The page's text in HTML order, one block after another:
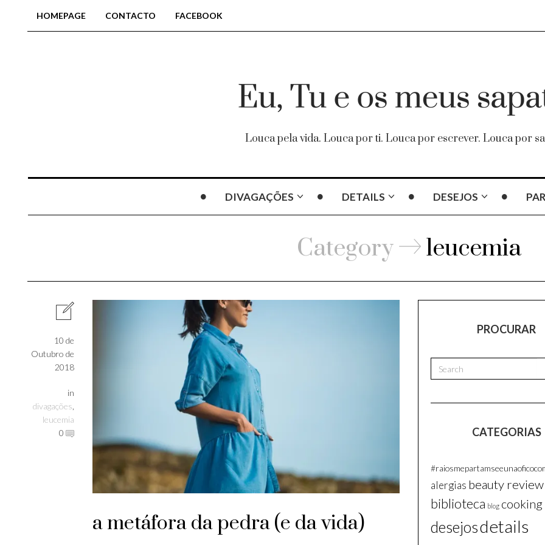
HOMEPAGE CONTACTO FACEBOOK
Louca pela vida. Louca por ti. Louca por escrever. Louca por
DIVAGAÇÕES DETAILS DESEJOS
Category leucemia
10 de
Outubro de
2018
in
divagações
leucemia
0
a metáfora da pedra (e da vida)
PROCURAR
CATEGORIAS
alergias beauty review
biblioteca blog cooking
desejosdetails